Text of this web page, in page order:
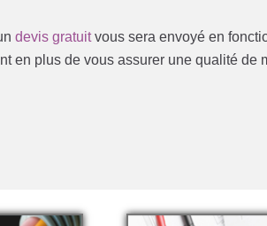
devis gratuitvous sera envoyé en
en plus de vous assurer une qualité